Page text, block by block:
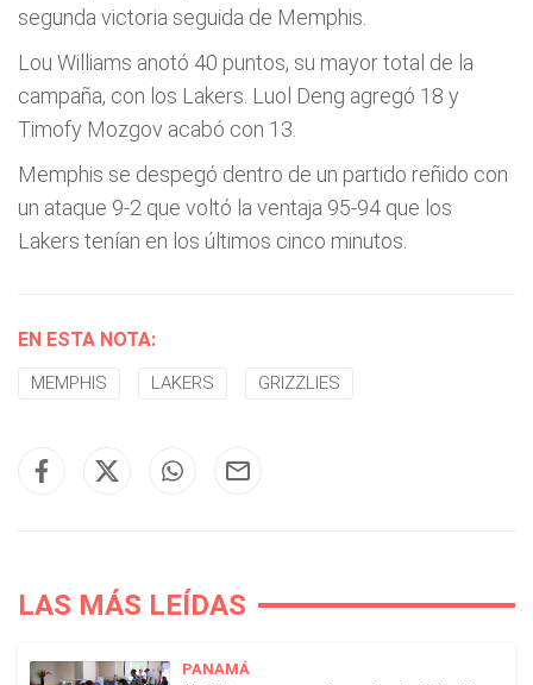
segunda victoria seguida de Memphis.
Lou Williams anotó 40 puntos, su mayor total de la
campaña, con los Lakers. Luol Deng agregó 18 y
Timofy Mozgov acabó con 13.
Memphis se despegó dentro de un partido reñido con
un ataque 9-2 que voltó la ventaja 95-94 que los
Lakers tenían en los últimos cinco minutos.
EN ESTA NOTA:
MEMPHIS LAKERS GRIZZLIES
LAS MÁS LEÍDAS
PANAMÁ